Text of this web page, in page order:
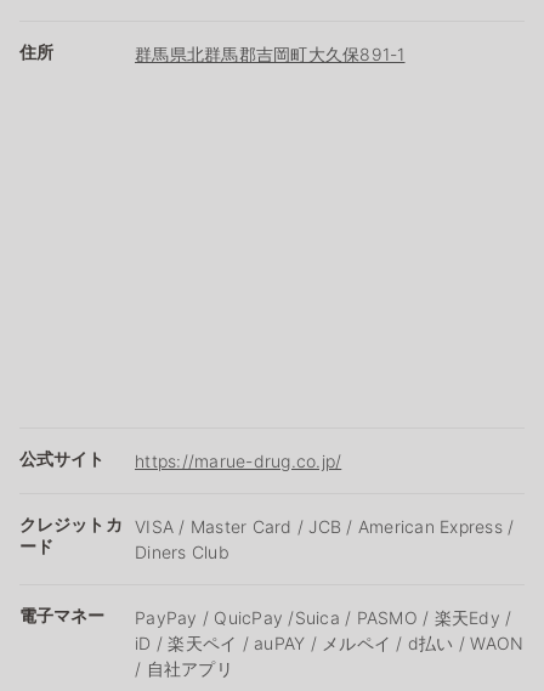
住所 群馬県北群馬郡吉岡町大久保891-1
公式サイト https://marue-drug.co.jp/
クレジットカ
ード
VISA / Master Card / JCB / American Express /
Diners Club
電子マネー
PayPay / QuicPay /Suica / PASMO / 楽天Edy /
iD / 楽天ペイ / auPAY / メルペイ / d払い / WAON
/ 自社アプリ